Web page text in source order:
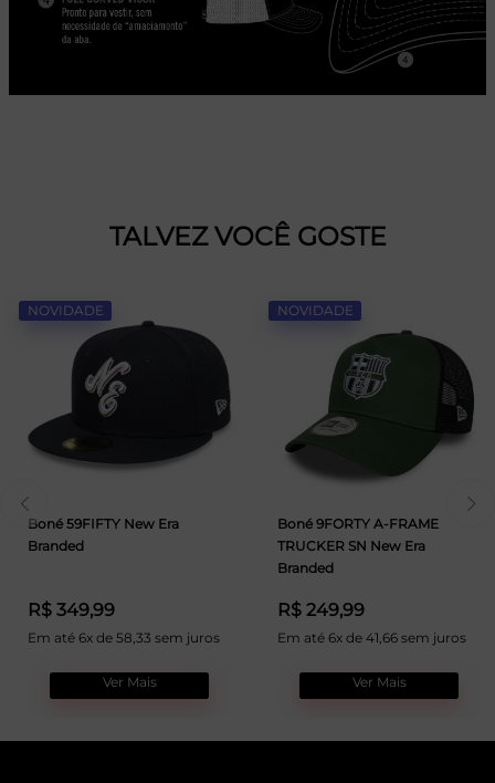
TALVEZ VOCÊ GOSTE
NOVIDADE
Boné 59FIFTY New Era
Branded
R$ 349,99
Em até 6x de 58,33 sem juros
Ver Mais
NOVIDADE
Boné 9FORTY A-FRAME
TRUCKER SN New Era
Branded
R$ 249,99
Em até 6x de 41,66 sem juros
Ver Mais